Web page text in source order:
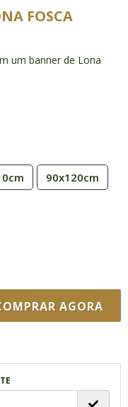
FOSCA
um banner de Lona
90x120cm
AGORA